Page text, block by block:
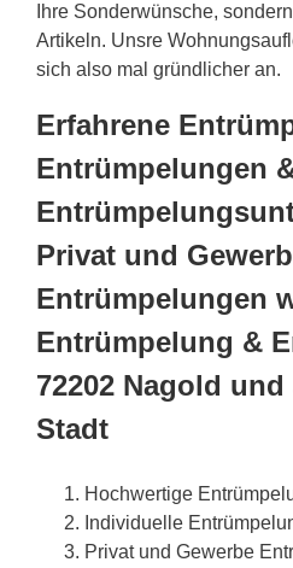
Ihre Sonderwünsche,
Artikeln. Unsre
sich also mal gründlicher an.
Erfahrene
Entrümpelungen
Privat und
Entrümpelungen
Entrümpelung &
72202 Nagold
Stadt
Hochwertige
Individuelle
Privat und Gewerbe